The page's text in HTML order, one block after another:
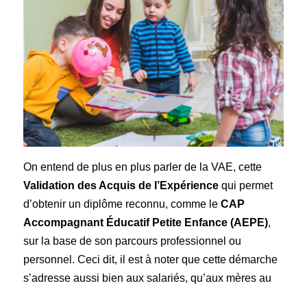
On entend de plus en plus parler de la VAE, cette
Validation des Acquis de l’Expériencequi permet
d’obtenir un diplôme reconnu, comme le CAP
Accompagnant Éducatif Petite Enfance (AEPE),
sur la base de son parcours professionnel ou
personnel. Ceci dit, il est à noter que cette démarche
s’adresse aussi bien aux salariés, qu’aux mères au